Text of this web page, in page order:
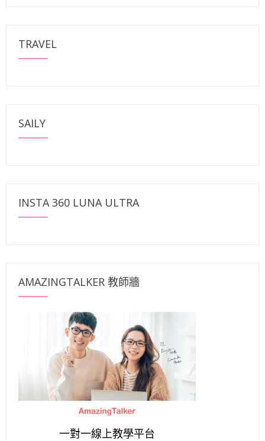
TRAVEL
SAILY
INSTA 360 LUNA ULTRA
AMAZINGTALKER 教師牆
一對一線上教學平台